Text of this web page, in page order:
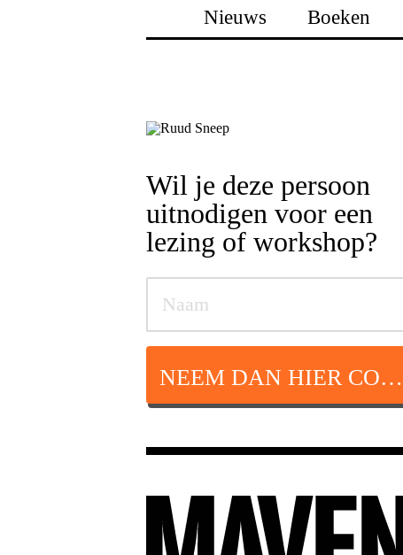
Nieuws Boeken
Wil je deze persoon
uitnodigen voor een
lezing of workshop?
NEEM DAN HIER CONTACT OP